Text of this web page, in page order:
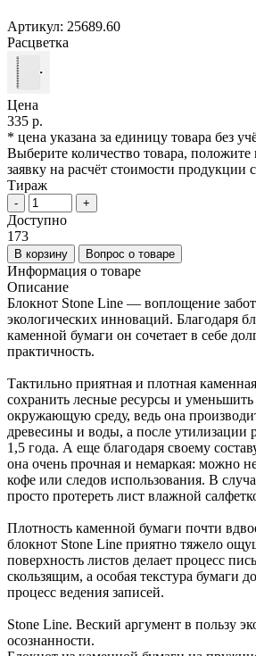
Артикул: 25689.60
Расцветка
Цена
335 р.
* цена указана за единицу товара без
Выберите количество товара, положите
заявку на расчёт стоимости продукции
Тираж
- +
Доступно
173
В корзину Вопрос о товаре
Информация о товаре
Описание
Блокнот Stone Line — воплощение
экологических инноваций. Благодаря
каменной бумаги он сочетает в себе
практичность.
Тактильно приятная и плотная
сохранить лесные ресурсы и уменьшить
окружающую среду, ведь она
древесины и воды, а после утилизации
1,5 года. А еще благодаря своему
она очень прочная и немаркая: можно
кофе или следов использования. В
просто протереть лист влажной
Плотность каменной бумаги почти
блокнот Stone Line приятно тяжело
поверхность листов делает процесс
скользящим, а особая текстура бумаги
процесс ведения записей.
Stone Line. Веский аргумент в пользу
осознанности.